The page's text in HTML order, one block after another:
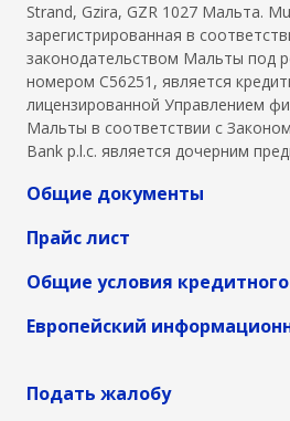
Strand, Gzira, GZR 1027 Мальта.
зарегистрированная в
законодательством Мальты под
номером C56251, является
лицензированной Управлением
Мальты в соответствии с
Bank p.l.c. является дочерним
Общие документы
Прайс лист
Общие условия
Европейский
Подать жалобу